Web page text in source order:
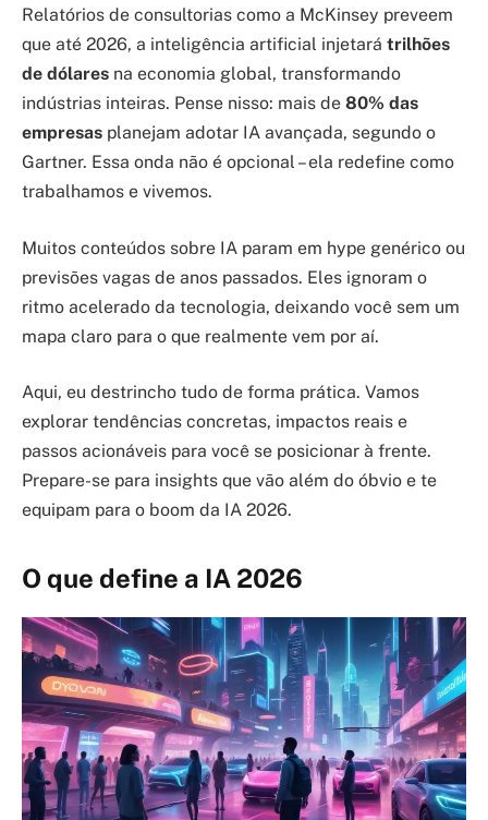
Relatórios de consultorias como a McKinsey preveem
que até 2026, a inteligência artificial injetará trilhões
de dólares na economia global, transformando
indústrias inteiras. Pense nisso: mais de 80% das
empresas planejam adotar IA avançada, segundo o
Gartner. Essa onda não é opcional – ela redefine como
trabalhamos e vivemos.
Muitos conteúdos sobre IA param em hype genérico ou
previsões vagas de anos passados. Eles ignoram o
ritmo acelerado da tecnologia, deixando você sem um
mapa claro para o que realmente vem por aí.
Aqui, eu destrincho tudo de forma prática. Vamos
explorar tendências concretas, impactos reais e
passos acionáveis para você se posicionar à frente.
Prepare-se para insights que vão além do óbvio e te
equipam para o boom da IA 2026.
O que define a IA 2026